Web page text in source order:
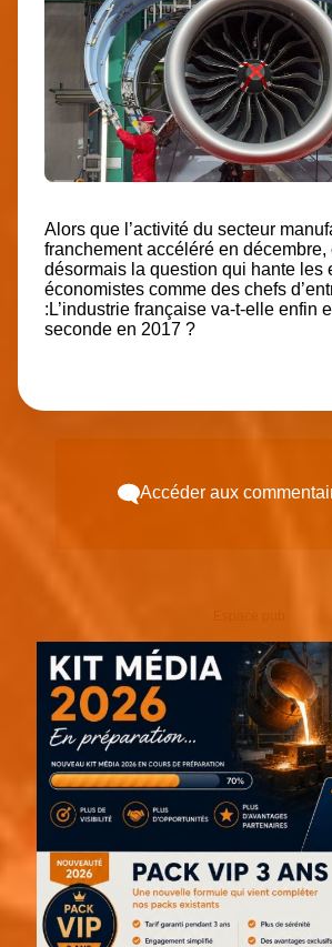
Alors que l’activité du secteur
franchement accéléré en décembre,
désormais la question qui hante les
économistes comme des chefs
:L’industrie française va-t-elle enfin
seconde en 2017 ?
Accéder aux